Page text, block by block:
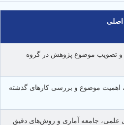
اصلی
و تصویب موضوع پژوهش در گروه
اهمیت موضوع و بررسی کارهای گذشته
علمی، جامعه آماری و روش‌های دقیق